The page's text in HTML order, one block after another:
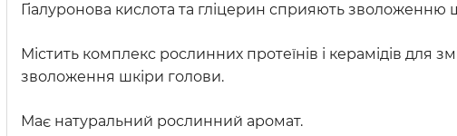
Гіалуронова кислота та гліцерин сприяють зволоженню
Містить комплекс рослинних протеїнів і керамідів для
зволоження шкіри голови.
Має натуральний рослинний аромат.